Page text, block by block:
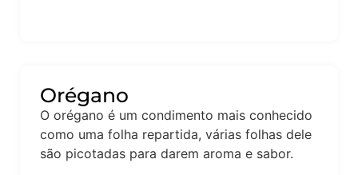
Orégano
O orégano é um condimento mais conhecido
como uma folha repartida, várias folhas dele
são picotadas para darem aroma e sabor.